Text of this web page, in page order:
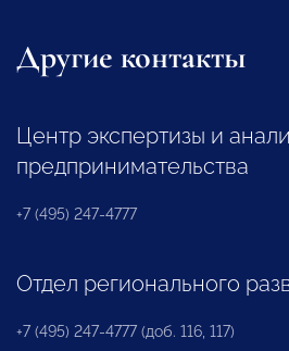
Другие контакты
Центр экспертизы и
предпринимательства
+7 (495) 247-4777
Отдел регионального
+7 (495) 247-4777 (доб. 116, 117)